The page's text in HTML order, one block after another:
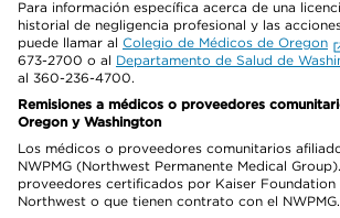
Para información específica acerca de una
historial de negligencia profesional y las
puede llamar al Colegio de Médicos de Oregon
673-2700 o al Departamento de Salud de
al 360-236-4700.
Remisiones a médicos o proveedores
Oregon y Washington
Los médicos o proveedores comunitarios
NWPMG (Northwest Permanente Medical
proveedores certificados por Kaiser Foundation
Northwest o que tienen contrato con el NWPMG.